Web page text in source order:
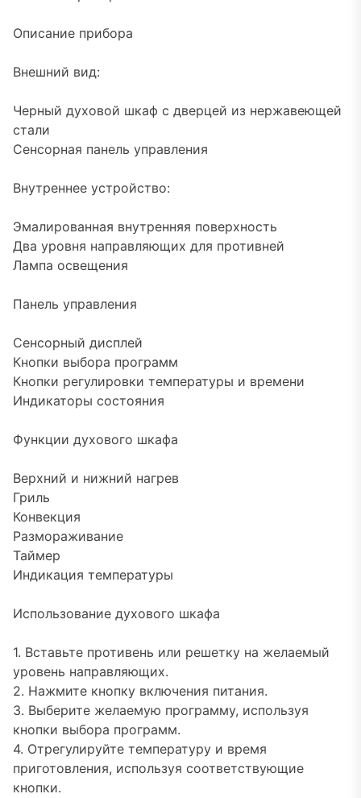
Описание прибора
Внешний вид:
Черный духовой шкаф с дверцей из нержавеющей
стали
Сенсорная панель управления
Внутреннее устройство:
Эмалированная внутренняя поверхность
Два уровня направляющих для противней
Лампа освещения
Панель управления
Сенсорный дисплей
Кнопки выбора программ
Кнопки регулировки температуры и времени
Индикаторы состояния
Функции духового шкафа
Верхний и нижний нагрев
Гриль
Конвекция
Размораживание
Таймер
Индикация температуры
Использование духового шкафа
1. Вставьте противень или решетку на желаемый
уровень направляющих.
2. Нажмите кнопку включения питания.
3. Выберите желаемую программу, используя
кнопки выбора программ.
4. Отрегулируйте температуру и время
приготовления, используя соответствующие
кнопки.